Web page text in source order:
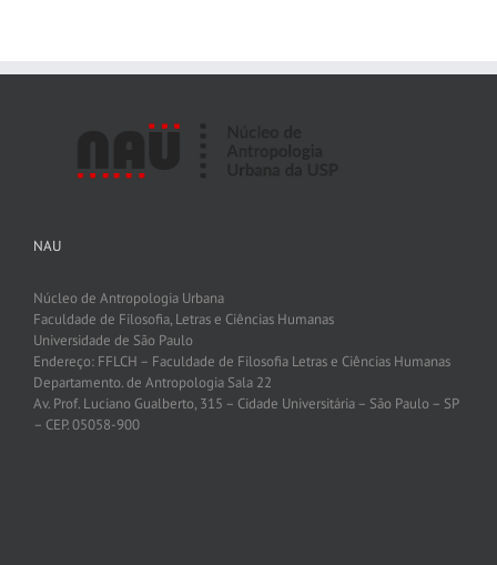
NAU
Núcleo de Antropologia Urbana
Faculdade de Filosofia, Letras e Ciências Humanas
Universidade de São Paulo
Endereço: FFLCH – Faculdade de Filosofia Letras e Ciências Humanas
Departamento. de Antropologia Sala 22
Av. Prof. Luciano Gualberto, 315 – Cidade Universitária – São Paulo – SP
– CEP. 05058-900